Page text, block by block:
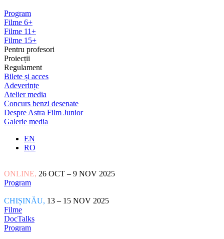
Program
Filme 6+
Filme 11+
Filme 15+
Pentru profesori
Proiecții
Regulament
Bilete și acces
Adeverințe
Atelier media
Concurs benzi desenate
Despre Astra Film Junior
Galerie media
EN
RO
ONLINE, 26 OCT – 9 NOV 2025
Program
CHIȘINĂU, 13 – 15 NOV 2025
Filme
DocTalks
Program